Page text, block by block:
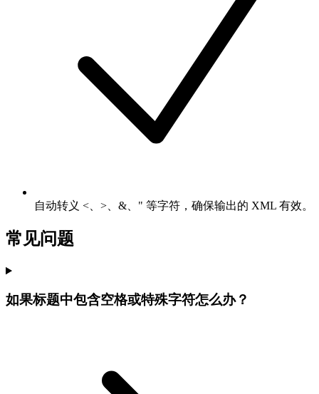
自动转义 <、>、&、" 等字符，确保输出的 XML 有效。
常见问题
如果标题中包含空格或特殊字符怎么办？